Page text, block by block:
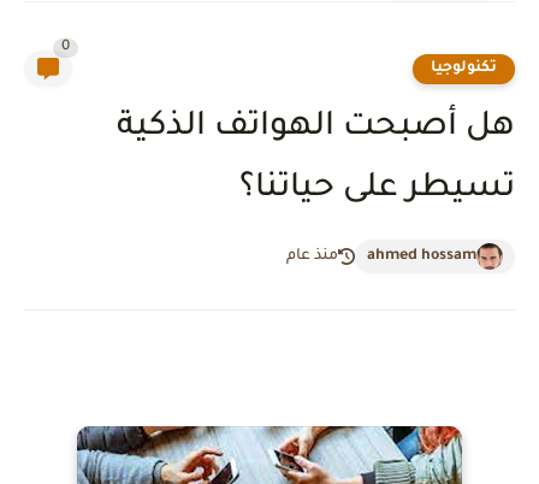
تكنولوجيا
0
هل أصبحت الهواتف الذكية
تسيطر على حياتنا؟
ahmed hossam منذ عام